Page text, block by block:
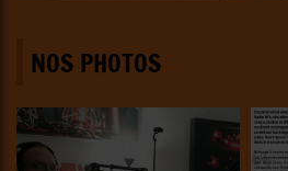
NOS PHOTOS